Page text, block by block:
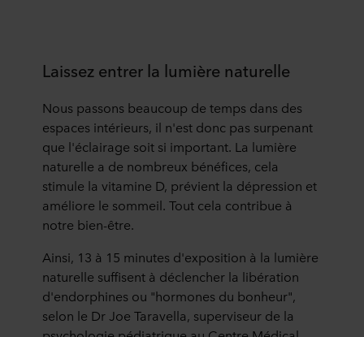
Laissez entrer la lumière naturelle
Nous passons beaucoup de temps dans des
espaces intérieurs, il n'est donc pas surpenant
que l'éclairage soit si important. La lumière
naturelle a de nombreux bénéfices, cela
stimule la vitamine D, prévient la dépression et
améliore le sommeil. Tout cela contribue à
notre bien-être.
Ainsi, 13 à 15 minutes d'exposition à la lumière
naturelle suffisent à déclencher la libération
d'endorphines ou "hormones du bonheur",
selon le Dr Joe Taravella, superviseur de la